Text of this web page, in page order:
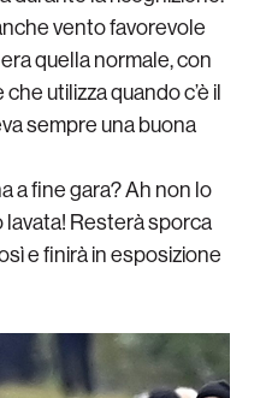
vento favorevole
quella normale, con
utilizza quando c’è il
sempre una buona
a fine gara? Ah non lo
lavata! Resterà sporca
e finirà in esposizione